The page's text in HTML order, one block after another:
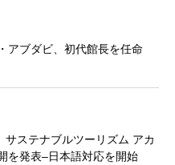
アブダビ、初代館長を任命
サステナブルツーリズム アカ
を発表–日本語対応を開始